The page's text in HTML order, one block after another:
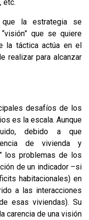
etc.
que la estrategia se
que se quiere
la táctica actúa en el
realizar para alcanzar
desafíos de los
es la escala. Aunque
debido a que
de vivienda y
los problemas de los
de un indicador –si
habitacionales) en
a las interacciones
esas viviendas). Su
carencia de una visión